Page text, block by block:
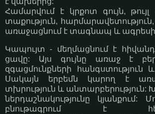
Համարվում է կրքոտ գույն,
տաքություն, հարմարավետություն,
առաջացնում է տագնապ և
Կապույտ - մեղմացնում է
ցավը: Այս գույնը առաջ է
զգացմունքների հանգստություն
Սակայն երբեմն կարող է
տխրություն և անտարբերություն:
ներդաշնակությունը կյանքում:
բնութագրում է